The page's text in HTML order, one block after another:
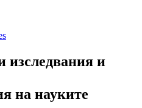
изследвания и
на науките